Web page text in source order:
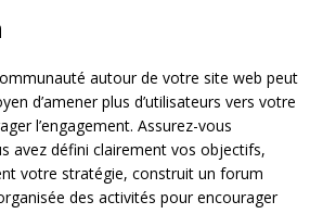
autour de votre site web peut
d’amener plus d’utilisateurs vers votre
l’engagement. Assurez-vous
avez défini clairement vos objectifs,
votre stratégie, construit un forum
des activités pour encourager